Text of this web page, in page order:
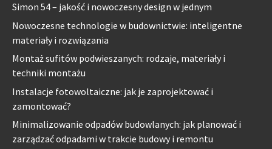
Simon 54 – jakość i nowoczesny design w jednym
Nowoczesne technologie w budownictwie: inteligentne
materiały i rozwiązania
Montaż sufitów podwieszanych: rodzaje, materiały i
techniki montażu
Instalacje fotowoltaiczne: jak je zaprojektować i
zamontować?
Minimalizowanie odpadów budowlanych: jak planować i
zarządzać odpadami w trakcie budowy i remontu